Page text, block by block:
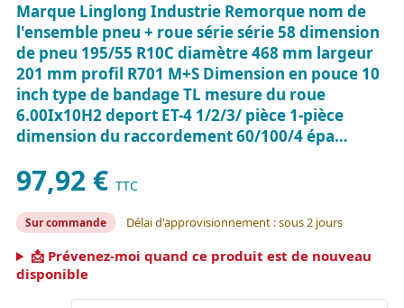
Marque Linglong Industrie Remorque nom de
l'ensemble pneu + roue série série 58 dimension
de pneu 195/55 R10C diamètre 468 mm largeur
201 mm profil R701 M+S Dimension en pouce 10
inch type de bandage TL mesure du roue
6.00Ix10H2 deport ET-4 1/2/3/ pièce 1-pièce
dimension du raccordement 60/100/4 épa…
97,92 € TTC
Sur commande Délai d'approvisionnement : sous 2 jours
📩 Prévenez-moi quand ce produit est de nouveau
disponible